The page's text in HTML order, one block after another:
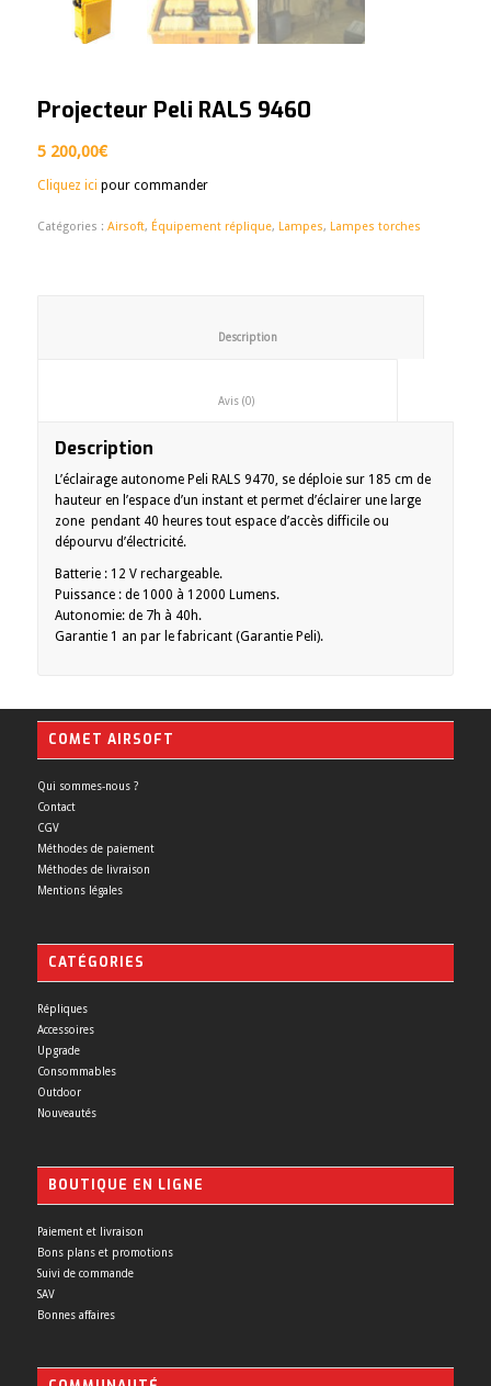
Projecteur Peli RALS 9460
5 200,00€
Cliquez ici pour commander
Catégories : Airsoft, Équipement réplique, Lampes, Lampes torches
						Description
						Avis (0)
Description
L’éclairage autonome Peli RALS 9470, se déploie sur 185 cm de
hauteur en l’espace d’un instant et permet d’éclairer une large
zone pendant 40 heures tout espace d’accès difficile ou
dépourvu d’électricité.
Batterie : 12 V rechargeable.
Puissance : de 1000 à 12000 Lumens.
Autonomie: de 7h à 40h.
Garantie 1 an par le fabricant (Garantie Peli).
COMET AIRSOFT
Qui sommes-nous ?
Contact
CGV
Méthodes de paiement
Méthodes de livraison
Mentions légales
CATÉGORIES
Répliques
Accessoires
Upgrade
Consommables
Outdoor
Nouveautés
BOUTIQUE EN LIGNE
Paiement et livraison
Bons plans et promotions
Suivi de commande
SAV
Bonnes affaires